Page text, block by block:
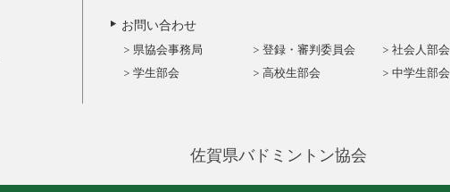
お問い合わせ
県協会事務局 登録・審判委員会 社会人部会
学生部会
高校生部会 中学生部会
佐賀県バドミントン協会